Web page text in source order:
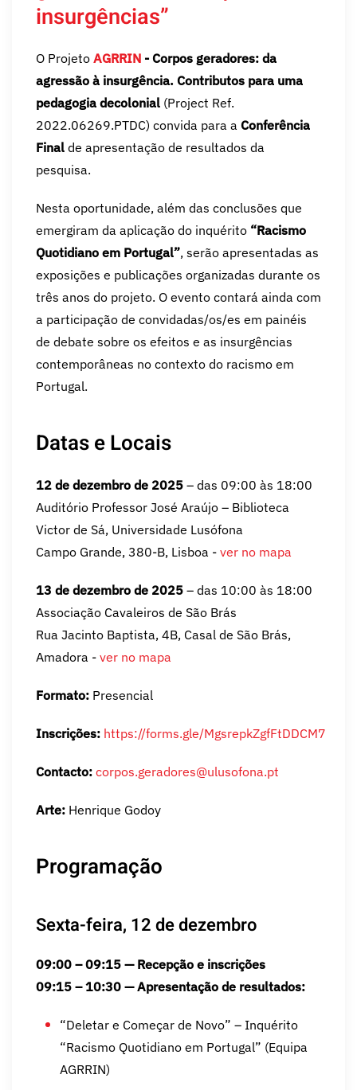
insurgências”
O Projeto AGRRIN - Corpos geradores: da
agressão à insurgência. Contributos para uma
pedagogia decolonial (Project Ref.
2022.06269.PTDC) convida para a Conferência
Final de apresentação de resultados da
pesquisa.
Nesta oportunidade, além das conclusões que
emergiram da aplicação do inquérito “Racismo
Quotidiano em Portugal”, serão apresentadas as
exposições e publicações organizadas durante os
três anos do projeto. O evento contará ainda com
a participação de convidadas/os/es em painéis
de debate sobre os efeitos e as insurgências
contemporâneas no contexto do racismo em
Portugal.
Datas e Locais
12 de dezembro de 2025 – das 09:00 às 18:00
Auditório Professor José Araújo – Biblioteca
Victor de Sá, Universidade Lusófona
Campo Grande, 380-B, Lisboa - ver no mapa
13 de dezembro de 2025 – das 10:00 às 18:00
Associação Cavaleiros de São Brás
Rua Jacinto Baptista, 4B, Casal de São Brás,
Amadora - ver no mapa
Formato: Presencial
Inscrições: https://forms.gle/MgsrepkZgfFtDDCM7
Contacto: corpos.geradores@ulusofona.pt
Arte: Henrique Godoy
Programação
Sexta-feira, 12 de dezembro
09:00 – 09:15 — Recepção e inscrições
09:15 – 10:30 — Apresentação de resultados:
“Deletar e Começar de Novo” – Inquérito
“Racismo Quotidiano em Portugal” (Equipa
AGRRIN)